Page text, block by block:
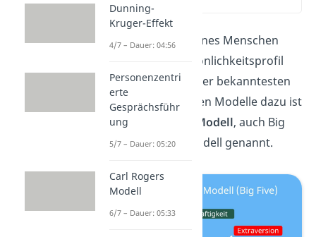
Die Persönlichkeit eines Menschen
wird durch ein Persönlichkeitsprofil
beschrieben. Eines der bekanntesten
und repräsentativsten Modelle dazu ist
dasFünf-Faktoren-Modell, auch Big
Five oder OCEAN-Modell genannt.
Dunning-
Kruger-Effekt
4/7 – Dauer: 04:56
Personenzentri
erte
Gesprächsführ
ung
5/7 – Dauer: 05:20
Carl Rogers
Modell
6/7 – Dauer: 05:33